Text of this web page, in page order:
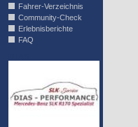
Fahrer-Verzeichnis
Community-Check
Erlebnisberichte
FAQ